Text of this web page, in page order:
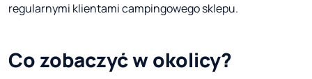
regularnymi klientami campingowego sklepu.
Co zobaczyć w okolicy?